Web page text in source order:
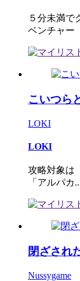
５分未満で
ベンチャー
こいつら
LOKI
LOKI
攻略対象は
「アルパカ
閉ざされ
Nussygame